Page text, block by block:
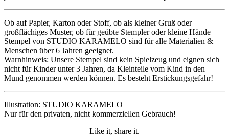
Ob auf Papier, Karton oder Stoff, ob als kleiner Gruß oder
großflächiges Muster, ob für geübte Stempler oder kleine Hände –
Stempel von STUDIO KARAMELO sind für alle Materialien &
Menschen über 6 Jahren geeignet.
Warnhinweis: Unsere Stempel sind kein Spielzeug und eignen sich
nicht für Kinder unter 3 Jahren, da Kleinteile vom Kind in den
Mund genommen werden können. Es besteht Erstickungsgefahr!
Illustration: STUDIO KARAMELO
Nur für den privaten, nicht kommerziellen Gebrauch!
Like it, share it.